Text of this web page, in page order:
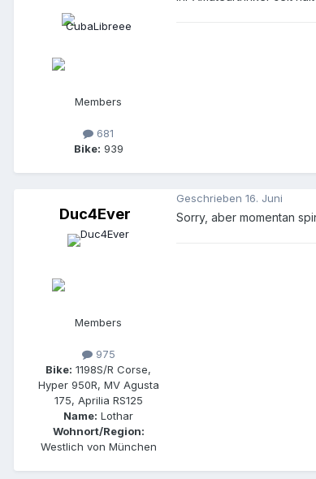
Members
681
Bike: 939
Duc4Ever
Members
975
Bike: 1198S/R Corse,
Hyper 950R, MV Agusta
175, Aprilia RS125
Name: Lothar
Wohnort/Region:
Westlich von München
Geschrieben 16. Juni
Sorry, aber momentan